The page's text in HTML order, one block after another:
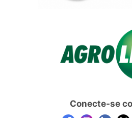
Conecte-se